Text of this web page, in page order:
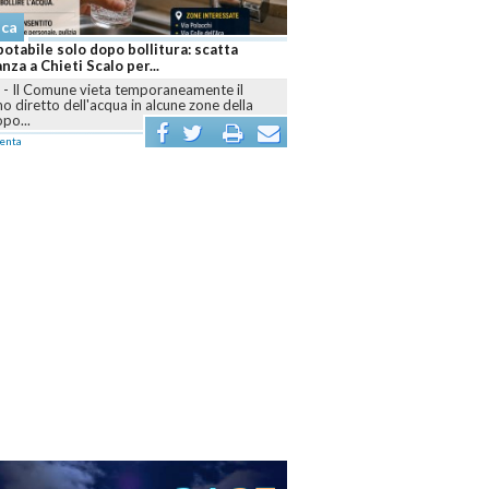
solo dopo bollitura: scatta
a Chieti Scalo per...
- Il Comune vieta temporaneamente il
diretto dell'acqua in alcune zone della